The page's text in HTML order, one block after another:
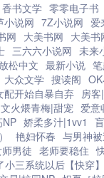
香书文学 零零电子书
小说网 7Z小说网 爱
网 大美书网 大美书
三六六小说网 未来
放松中文 最新小说
大众文学 搜读阁
配开始自暴自弃 房客
文火煨青梅|甜宠 爱意
NP 娇柔多汁|1vv1
艳妇怀春 与男神
男徒 老师要稳住
三系统以后【快穿】